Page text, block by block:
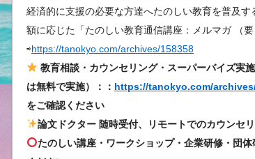
＆
「た
の
い
キ
経済的に支援の必要な方達へたのしい教育を普及す
額に応じた「たのしい教育通信講座：メルマガ （要
⇨https://tanokyo.com/archives/158358
教育相談・カウンセリング・スーパーバイズ実
は無料で実施）：： https://tanokyo.com/
をご確認ください
論文ドクター 随時受付、リモートでのカウンセ
たのしい講座・ワークショップ・企業研修・団